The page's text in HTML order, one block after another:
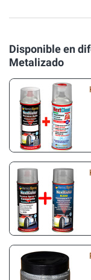
Disponible en
Metalizado